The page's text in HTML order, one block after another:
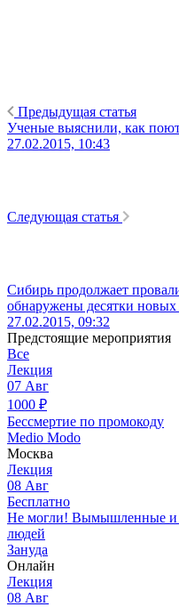
Предыдущая статья
Ученые выяснили, как
27.02.2015, 10:43
Следующая статья
Сибирь продолжает
обнаружены десятки новых
27.02.2015, 09:32
Предстоящие мероприятия
Все
Лекция
07 Авг
1000 ₽
Бессмертие по промокоду
Medio Modo
Москва
Лекция
08 Авг
Бесплатно
Не могли! Вымышленные и
людей
Зануда
Онлайн
Лекция
08 Авг